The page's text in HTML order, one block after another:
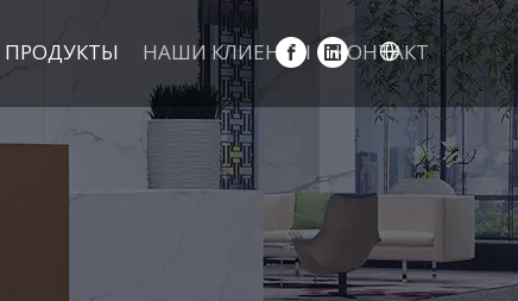
ПРОДУКТЫ НАШИ КЛИЕНТЫ КОНТАКТ